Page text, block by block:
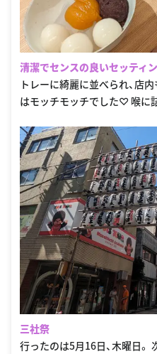
清潔でセンスの良いセッティ
トレーに綺麗に並べられ、店
はモッチモッチでした♡ 喉に
三社祭
行ったのは5月16日、木曜日。